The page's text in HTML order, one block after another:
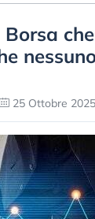
Borsa
25 Ottobre